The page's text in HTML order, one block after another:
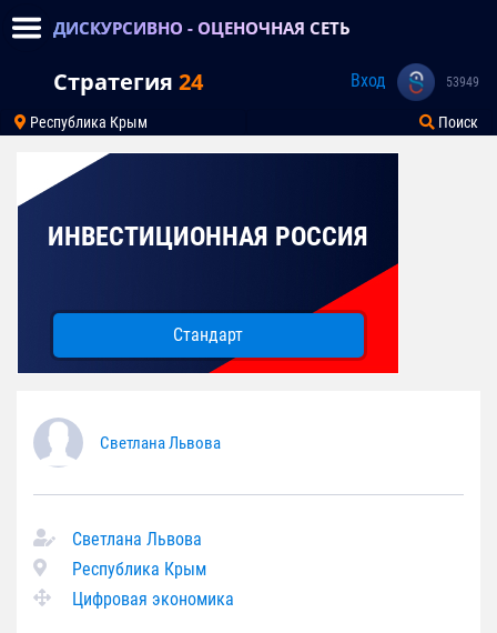
ДИСКУРСИВНО - ОЦЕНОЧНАЯ СЕТЬ
Стратегия 24 Вход 53949
Республика Крым Поиск
ИНВЕСТИЦИОННАЯ РОССИЯ
Стандарт
Светлана Львова
Светлана Львова
Республика Крым
Цифровая экономика